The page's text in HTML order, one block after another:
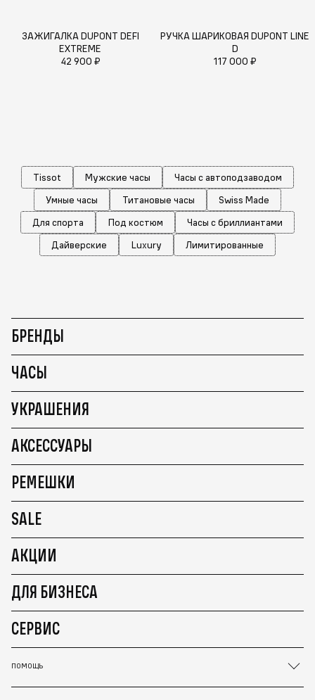
ЗАЖИГАЛКА DUPONT DEFI
EXTREME
42 900 ₽
РУЧКА ШАРИКОВАЯ DUPONT LINE
D
117 000 ₽
Tissot Мужские часы
Часы с автоподзаводом
Умные часы
Титановые часы
Swiss Made
Для спорта
Под костюм
Часы с бриллиантами
Дайверские
Luxury Лимитированные
БРЕНДЫ
ЧАСЫ
УКРАШЕНИЯ
АКСЕССУАРЫ
РЕМЕШКИ
SALE
АКЦИИ
ДЛЯ БИЗНЕСА
СЕРВИС
ПОМОЩЬ